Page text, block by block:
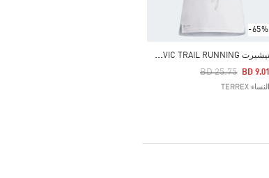
-65%
ت
يشيرت TERREX AGRAVIC TRAIL RUNNING
Price Reduced From
BD 25.75
To BD 9.01
النساء TERREX